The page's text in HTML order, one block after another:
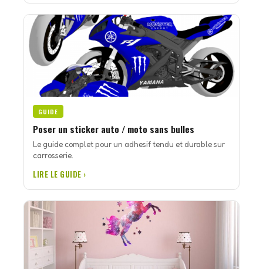
GUIDE
Poser un sticker auto / moto sans bulles
Le guide complet pour un adhesif tendu et durable sur
carrosserie.
LIRE LE GUIDE ›